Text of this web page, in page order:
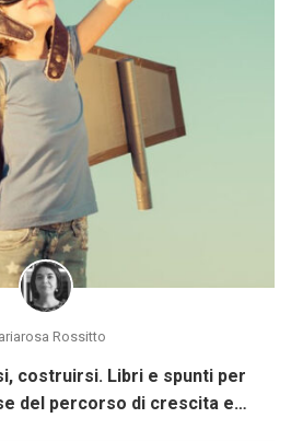
Rossitto
costruirsi. Libri e spunti per
del percorso di crescita e